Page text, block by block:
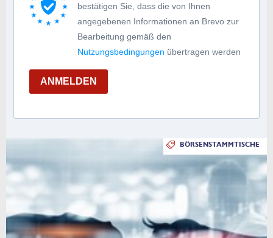
bestätigen Sie, dass die von Ihnen
angegebenen Informationen an Brevo zur
Bearbeitung gemäß den
Nutzungsbedingungen übertragen werden
ANMELDEN
BÖRSENSTAMMTISCHE